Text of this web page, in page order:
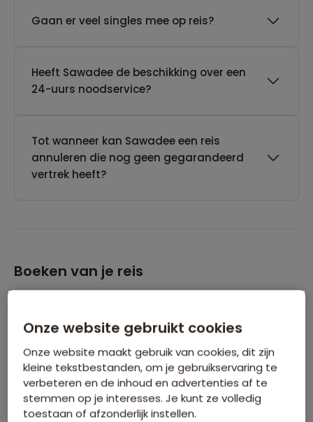
Gaan er veel singles mee op reis?
Heeft Sawadee de beschikking over een
24-uurs noodservice?
Tot wanneer kan Sawadee een reis
annuleren die nog geen gegarandeerd
vertrek heeft?
Boeken van je reis
boeken?
Kan ik ook eerst een optie nemen op een
reis?
Onze website gebruikt cookies
Onze website maakt gebruik van cookies, dit zijn
kleine tekstbestanden, om je gebruikservaring te
verbeteren en de inhoud en advertenties af te
stemmen op je interesses. Je kunt ze volledig
toestaan of afzonderlijk instellen.